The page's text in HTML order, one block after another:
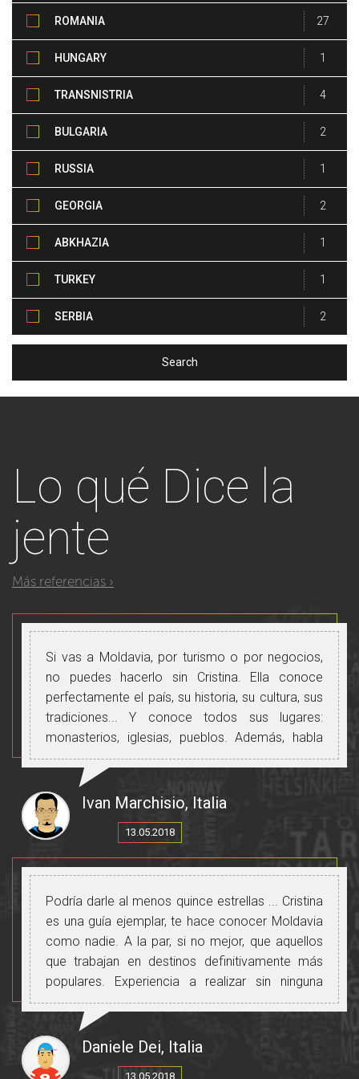
ROMANIA 27
HUNGARY 1
TRANSNISTRIA 4
BULGARIA 2
RUSSIA 1
GEORGIA 2
ABKHAZIA 1
TURKEY 1
SERBIA 2
Lo qué Dice la
jente
Más referencias ›
Si vas a Moldavia, por turismo o por negocios,
no puedes hacerlo sin Cristina. Ella conoce
perfectamente el país, su historia, su cultura, sus
tradiciones... Y conoce todos sus lugares:
monasterios, iglesias, pueblos. Además, habla
perfecto ruso, rumano e italiano y te permitirá
comunicarte con todas las personas que
conozcas.
Gracias, Cristina, por hacer este viaje hermoso e
inolvidable.
Ivan Marchisio, Italia
13.05.2018
Podría darle al menos quince estrellas ... Cristina
es una guía ejemplar, te hace conocer Moldavia
como nadie. A la par, si no mejor, que aquellos
que trabajan en destinos definitivamente más
populares. Experiencia a realizar sin ninguna
duda.
Daniele Dei, Italia
13.05.2018